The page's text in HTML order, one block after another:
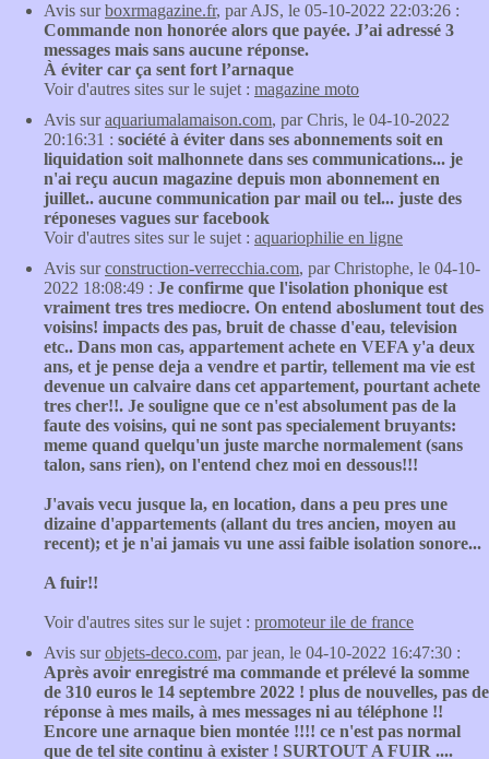
Avis surboxrmagazine.fr, par AJS, le 05-10-2022 22:03:26 :
Commande non honorée alors que payée. J’ai adressé 3
messages mais sans aucune réponse.
À éviter car ça sent fort l’arnaque
Voir d'autres sites sur le sujet : magazine moto
Avis suraquariumalamaison.com, par Chris, le 04-10-2022
20:16:31 : société à éviter dans ses abonnements soit en
liquidation soit malhonnete dans ses communications... je
n'ai reçu aucun magazine depuis mon abonnement en
juillet.. aucune communication par mail ou tel... juste des
réponeses vagues sur facebook
Voir d'autres sites sur le sujet : aquariophilie en ligne
Avis surconstruction-verrecchia.com, par Christophe, le 04-10-
2022 18:08:49 : Je confirme que l'isolation phonique est
vraiment tres tres mediocre. On entend aboslument tout des
voisins! impacts des pas, bruit de chasse d'eau, television
etc.. Dans mon cas, appartement achete en VEFA y'a deux
ans, et je pense deja a vendre et partir, tellement ma vie est
devenue un calvaire dans cet appartement, pourtant achete
tres cher!!. Je souligne que ce n'est absolument pas de la
faute des voisins, qui ne sont pas specialement bruyants:
meme quand quelqu'un juste marche normalement (sans
talon, sans rien), on l'entend chez moi en dessous!!!
J'avais vecu jusque la, en location, dans a peu pres une
dizaine d'appartements (allant du tres ancien, moyen au
recent); et je n'ai jamais vu une assi faible isolation sonore...
A fuir!!
Voir d'autres sites sur le sujet : promoteur ile de france
Avis surobjets-deco.com, par jean, le 04-10-2022 16:47:30 :
Après avoir enregistré ma commande et prélevé la somme
de 310 euros le 14 septembre 2022 ! plus de nouvelles, pas de
réponse à mes mails, à mes messages ni au téléphone !!
Encore une arnaque bien montée !!!! ce n'est pas normal
que de tel site continu à exister ! SURTOUT A FUIR ....